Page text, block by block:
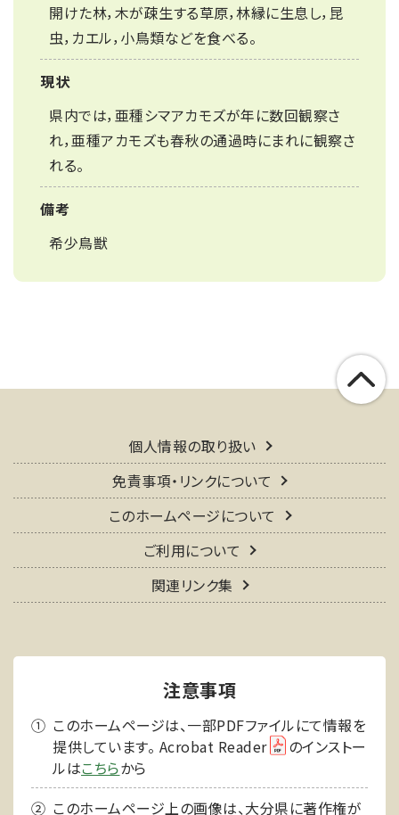
開けた林，木が疎生する草原，林縁に生息し，昆
虫，カエル，小鳥類などを食べる。
現状
県内では，亜種シマアカモズが年に数回観察さ
れ，亜種アカモズも春秋の通過時にまれに観察さ
れる。
備考
希少鳥獣
個人情報の取り扱い
免責事項・リンクについて
このホームページについて
ご利用について
関連リンク集
注意事項
このホームページは、一部PDFファイルにて情報を
提供しています。 Acrobat Reader
のインストー
ルはこちらから
このホームページ上の画像は、大分県に著作権が